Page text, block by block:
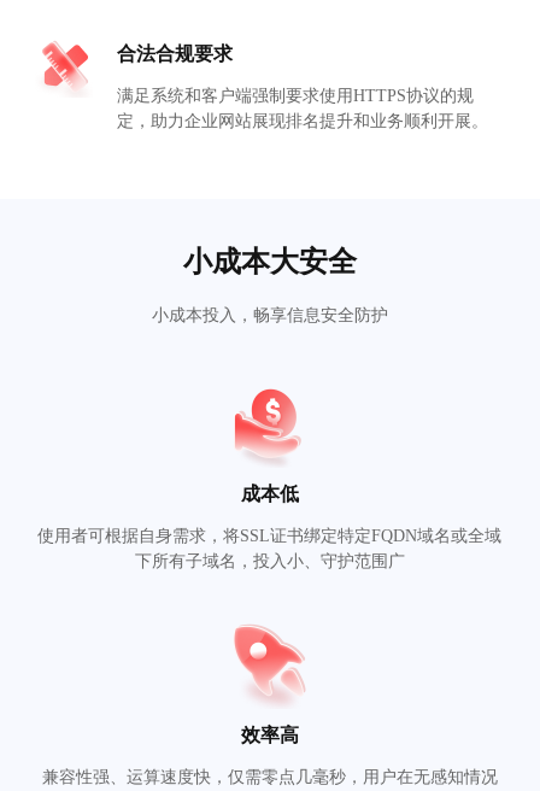
合法合规要求
满足系统和客户端强制要求使用HTTPS协议的规
定，助力企业网站展现排名提升和业务顺利开展。
小成本大安全
小成本投入，畅享信息安全防护
成本低
使用者可根据自身需求，将SSL证书绑定特定FQDN域名或全域
下所有子域名，投入小、守护范围广
效率高
兼容性强、运算速度快，仅需零点几毫秒，用户在无感知情况